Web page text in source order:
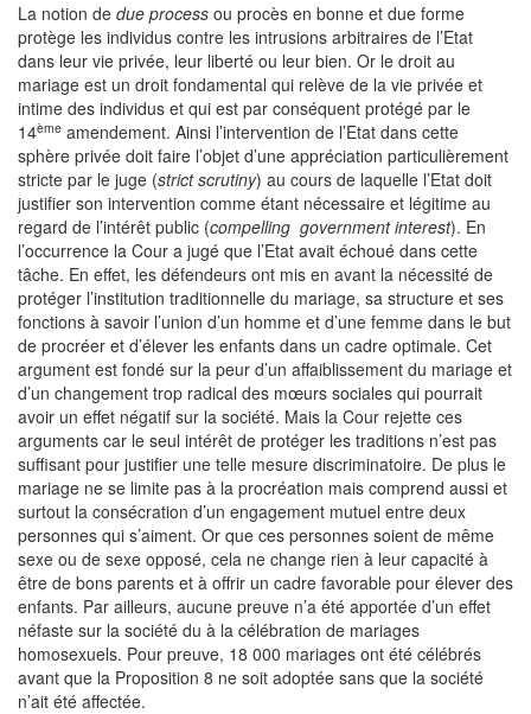
La notion de due process ou procès en bonne et due forme
protège les individus contre les intrusions arbitraires de l’Etat
dans leur vie privée, leur liberté ou leur bien. Or le droit au
mariage est un droit fondamental qui relève de la vie privée et
intime des individus et qui est par conséquent protégé par le
14ème amendement. Ainsi l’intervention de l’Etat dans cette
sphère privée doit faire l’objet d’une appréciation particulièrement
stricte par le juge (strict scrutiny) au cours de laquelle l’Etat doit
justifier son intervention comme étant nécessaire et légitime au
regard de l’intérêt public (compelling government interest). En
l’occurrence la Cour a jugé que l’Etat avait échoué dans cette
tâche. En effet, les défendeurs ont mis en avant la nécessité de
protéger l’institution traditionnelle du mariage, sa structure et ses
fonctions à savoir l’union d’un homme et d’une femme dans le but
de procréer et d’élever les enfants dans un cadre optimale. Cet
argument est fondé sur la peur d’un affaiblissement du mariage et
d’un changement trop radical des mœurs sociales qui pourrait
avoir un effet négatif sur la société. Mais la Cour rejette ces
arguments car le seul intérêt de protéger les traditions n’est pas
suffisant pour justifier une telle mesure discriminatoire. De plus le
mariage ne se limite pas à la procréation mais comprend aussi et
surtout la consécration d’un engagement mutuel entre deux
personnes qui s’aiment. Or que ces personnes soient de même
sexe ou de sexe opposé, cela ne change rien à leur capacité à
être de bons parents et à offrir un cadre favorable pour élever des
enfants. Par ailleurs, aucune preuve n’a été apportée d’un effet
néfaste sur la société du à la célébration de mariages
homosexuels. Pour preuve, 18 000 mariages ont été célébrés
avant que la Proposition 8 ne soit adoptée sans que la société
n’ait été affectée.